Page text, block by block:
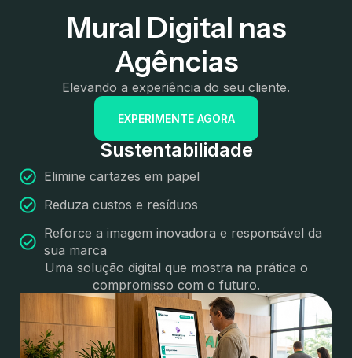
Mural Digital nas
Agências
Elevando a experiência do seu cliente.
EXPERIMENTE AGORA
Sustentabilidade
Elimine cartazes em papel
Reduza custos e resíduos
Reforce a imagem inovadora e responsável da
sua marca
Uma solução digital que mostra na prática o
compromisso com o futuro.